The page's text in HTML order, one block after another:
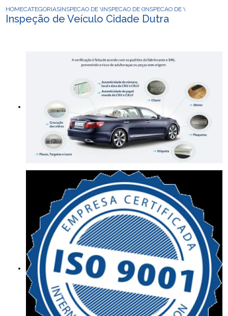
HOMECATEGORIASINSPECAO DE VEICULOSINSPECAO DE CARROSINSPECAO DE VEICULO
Inspeção de Veículo Cidade Dutra